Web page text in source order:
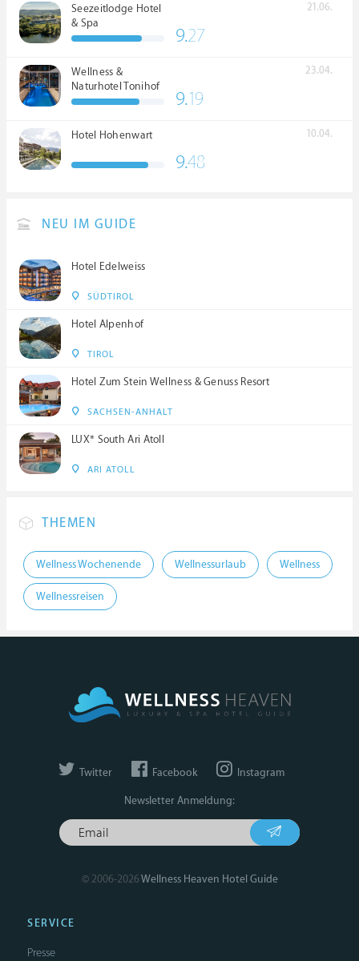
Seezeitlodge Hotel
& Spa
21.06.
9.27
Wellness &
Naturhotel Tonihof
****S
23.04.
9.19
Hotel Hohenwart 10.04.
9.48
NEU IM GUIDE
Hotel Edelweiss
SÜDTIROL
Hotel Alpenhof
TIROL
Hotel Zum Stein Wellness & Genuss Resort
SACHSEN-ANHALT
LUX* South Ari Atoll
ARI ATOLL
THEMEN
Wellness Wochenende Wellnessurlaub Wellness
Wellnessreisen
Twitter Facebook Instagram
Newsletter Anmeldung:
© 2006-2026Wellness Heaven Hotel Guide
SERVICE
Presse